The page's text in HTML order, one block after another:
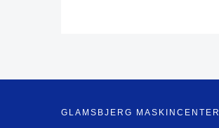
GLAMSBJERG MASKINCENTER